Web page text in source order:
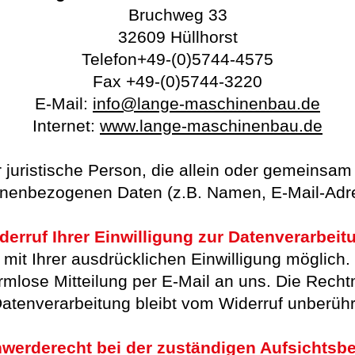
Bruchweg 33
32609 Hüllhorst
Telefon+49-(0)5744-4575
Fax +49-(0)5744-3220
E-Mail: info@lange-maschinenbau.de
Internet: www.lange-maschinenbau.de
Person, die allein oder
Daten (z.B. Namen, E-Mail-
Ihrer Einwilligung zur
Ihrer ausdrücklichen Einwilligung
Mitteilung per E-Mail an uns. Die
bleibt vom Widerruf
bei der zuständigen